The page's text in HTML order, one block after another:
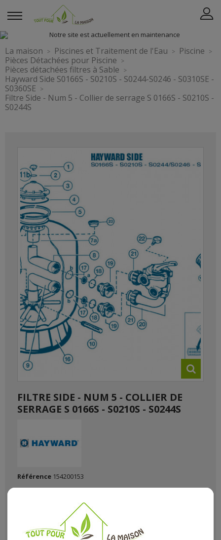
La maison Piscines et Traitement de l'Eau
Piscine
Pièces Détachées pour Piscine
Pièces détachées filtres à Sable
Hayward Side S0166S - S0210S - S0244-S0246 - S0310SE -
S0360SE
Filtre Side - Num 5 - Collier de serrage S 0166S - S0210S -
S0244S
FILTRE SIDE - NUM 5 - COLLIER DE
SERRAGE S 0166S - S0210S - S0244S
Référence 154200153